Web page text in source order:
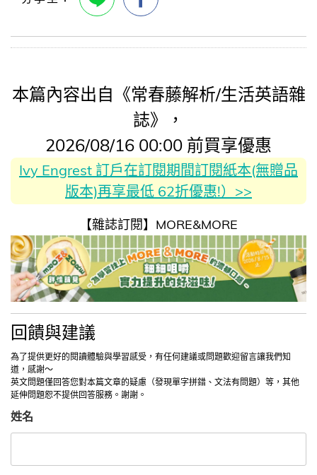
本篇內容出自《常春藤解析/生活英語雜
誌》，
2026/08/16 00:00 前買享優惠
Ivy Engrest 訂戶在訂閱期間訂閱紙本(無贈品
版本)再享最低 62折優惠!）>>
【雜誌訂閱】MORE&MORE
回饋與建議
為了提供更好的閱讀體驗與學習感受，有任何建議或問題歡迎留言讓我們知
道，感謝～
英文問題僅回答您對本篇文章的疑慮（發現單字拼錯、文法有問題）等，其他
延伸問題恕不提供回答服務。謝謝。
姓名